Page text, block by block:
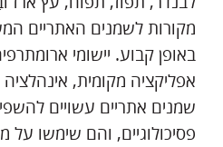
מקורות לשמנים האתריים
באופן קבוע. יישומי
אפליקציה מקומית,
שמנים אתריים עשויים
פסיכולוגיים, והם שימשו על